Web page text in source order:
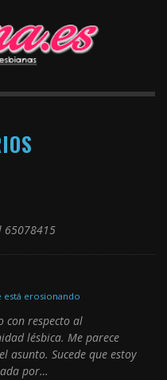
65078415
está erosionando
con respecto al
lésbica. Me parece
asunto. Sucede que estoy
por…